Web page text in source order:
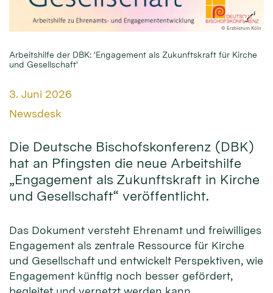
© Erzbistum Köln
Arbeitshilfe der DBK: 'Engagement als Zukunftskraft für Kirche
und Gesellschaft'
Datum:
3. Juni 2026
Von:
Newsdesk
Die Deutsche Bischofskonferenz (DBK)
hat an Pfingsten die neue Arbeitshilfe
„Engagement als Zukunftskraft in Kirche
und Gesellschaft“ veröffentlicht.
Das Dokument versteht Ehrenamt und freiwilliges
Engagement als zentrale Ressource für Kirche
und Gesellschaft und entwickelt Perspektiven, wie
Engagement künftig noch besser gefördert,